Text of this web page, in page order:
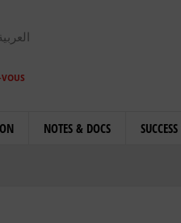
NOTES & DOCS